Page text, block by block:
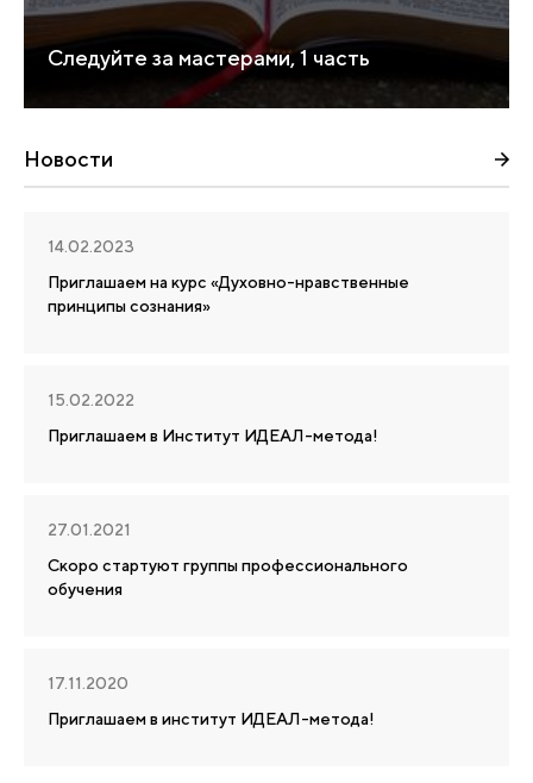
Следуйте за мастерами, 1 часть
Новости
14.02.2023
Приглашаем на курс «Духовно-нравственные
принципы сознания»
15.02.2022
Приглашаем в Институт ИДЕАЛ-метода!
27.01.2021
Скоро стартуют группы профессионального
обучения
17.11.2020
Приглашаем в институт ИДЕАЛ-метода!